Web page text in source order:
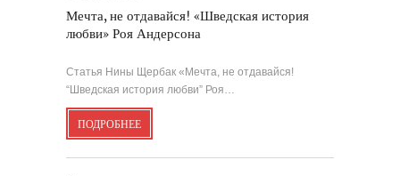
Мечта, не отдавайся! «Шведская история
любви» Роя Андерсона
Статья Нины Щербак «Мечта, не отдавайся!
“Шведская история любви” Роя…
ПОДРОБНЕЕ